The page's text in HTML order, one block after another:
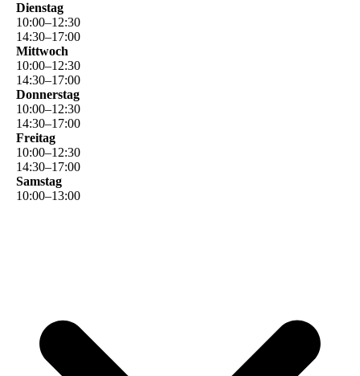
Dienstag
10:00–12:30
14:30–17:00
Mittwoch
10:00–12:30
14:30–17:00
Donnerstag
10:00–12:30
14:30–17:00
Freitag
10:00–12:30
14:30–17:00
Samstag
10:00–13:00